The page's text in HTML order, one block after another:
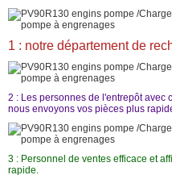
1 : notre département de
2 : Les personnes de l'entrepôt avec
nous envoyons vos pièces plus
3 : Personnel de ventes efficace et
rapide.